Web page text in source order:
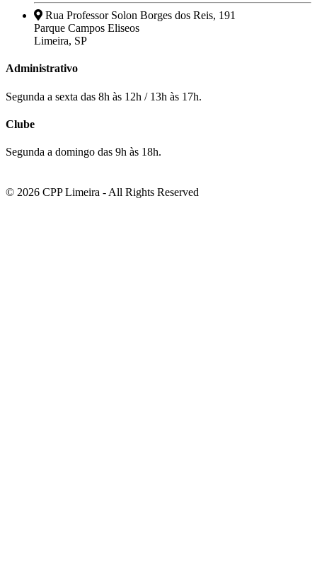
veren siteler
Rua Professor Solon Borges dos Reis, 191
Parque Campos Eliseos
Limeira, SP
Administrativo
Segunda a sexta das 8h às 12h / 13h às 17h.
Clube
Segunda a domingo das 9h às 18h.
© 2026 CPP Limeira - All Rights Reserved